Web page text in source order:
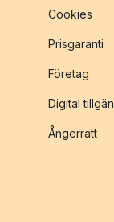
Cookies
Prisgaranti
Företag
Digital
Ångerrätt